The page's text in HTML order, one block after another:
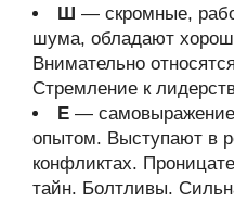
Ш — скромные,
шума, обладают
Внимательно
Стремление к
Е —
опытом. Выступают в
конфликтах.
тайн. Болтливы.